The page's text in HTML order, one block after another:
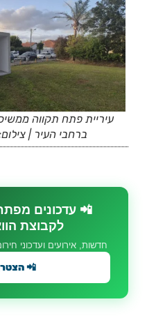
עיריית פתח תקווה
ברחבי העיר |
📲 עדכונים
לקבוצת
חדשות, אירועים ועדכוני
📲